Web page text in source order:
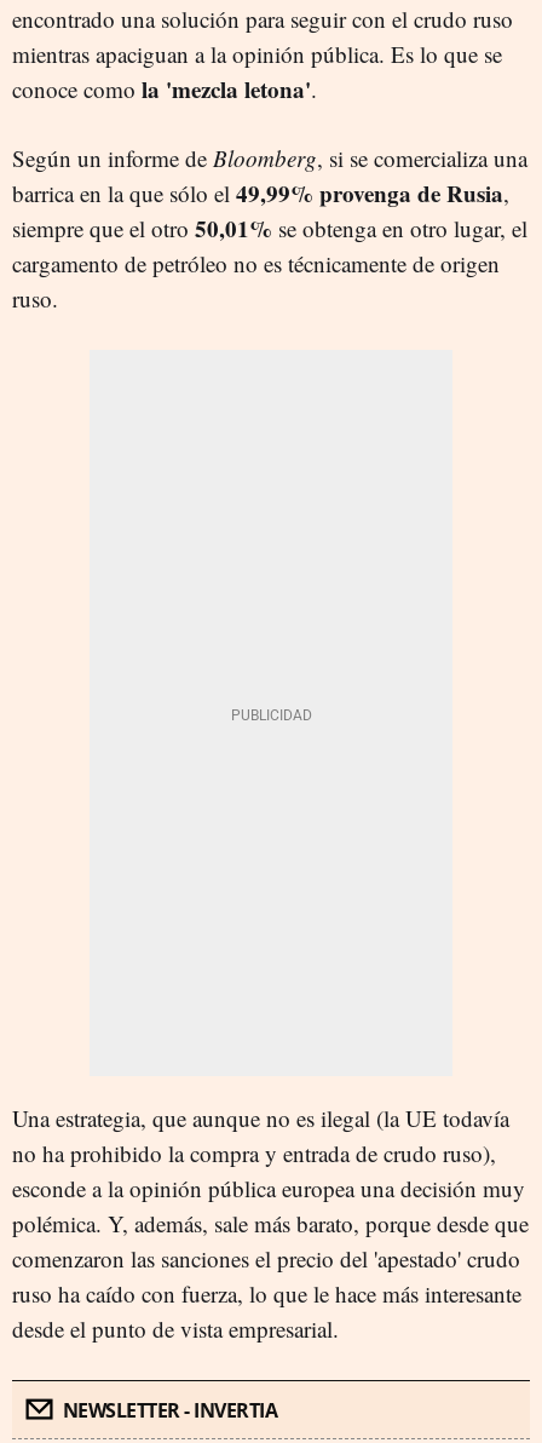
encontrado una solución para seguir con el crudo ruso
mientras apaciguan a la opinión pública. Es lo que se
conoce como la 'mezcla letona'.
Según un informe de Bloomberg, si se comercializa una
barrica en la que sólo el 49,99% provenga de Rusia,
siempre que el otro 50,01% se obtenga en otro lugar, el
cargamento de petróleo no es técnicamente de origen
ruso.
Una estrategia, que aunque no es ilegal (la UE todavía
no ha prohibido la compra y entrada de crudo ruso),
esconde a la opinión pública europea una decisión muy
polémica. Y, además, sale más barato, porque desde que
comenzaron las sanciones el precio del 'apestado' crudo
ruso ha caído con fuerza, lo que le hace más interesante
desde el punto de vista empresarial.
NEWSLETTER - INVERTIA